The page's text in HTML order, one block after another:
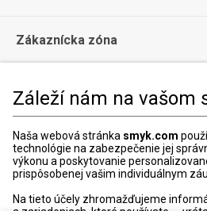
Záleží nám na vašom
Naša webová stránka smyk.com
technológie na zabezpečenie jej
výkonu a poskytovanie
prispôsobenej vašim individuálnym
Na tieto účely zhromažďujeme
Zákaznícka zóna
Právne informácie
Zákaznícke Centrum
Kontaktný formulár
+421 240 20 8000
Otváracie hodiny: